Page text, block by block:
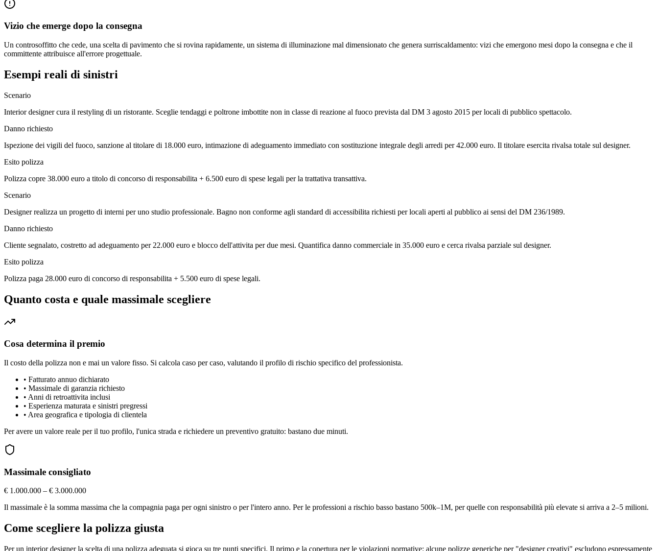
Vizio che emerge dopo la consegna
Un controsoffitto che cede, una scelta di pavimento che si rovina rapidamente, un sistema di illuminazione mal dimensionato che genera surriscaldamento: vizi che emergono mesi dopo la consegna e che il
committente attribuisce all'errore progettuale.
Esempi reali di sinistri
Scenario
Interior designer cura il restyling di un ristorante. Sceglie tendaggi e poltrone imbottite non in classe di reazione al fuoco prevista dal DM 3 agosto 2015 per locali di pubblico spettacolo.
Danno richiesto
Ispezione dei vigili del fuoco, sanzione al titolare di 18.000 euro, intimazione di adeguamento immediato con sostituzione integrale degli arredi per 42.000 euro. Il titolare esercita rivalsa totale sul designer.
Esito polizza
Polizza copre 38.000 euro a titolo di concorso di responsabilita + 6.500 euro di spese legali per la trattativa transattiva.
Scenario
Designer realizza un progetto di interni per uno studio professionale. Bagno non conforme agli standard di accessibilita richiesti per locali aperti al pubblico ai sensi del DM 236/1989.
Danno richiesto
Cliente segnalato, costretto ad adeguamento per 22.000 euro e blocco dell'attivita per due mesi. Quantifica danno commerciale in 35.000 euro e cerca rivalsa parziale sul designer.
Esito polizza
Polizza paga 28.000 euro di concorso di responsabilita + 5.500 euro di spese legali.
Quanto costa e quale massimale scegliere
Cosa determina il premio
Il costo della polizza non e mai un valore fisso. Si calcola caso per caso, valutando il profilo di rischio specifico del professionista.
• Fatturato annuo dichiarato
• Massimale di garanzia richiesto
• Anni di retroattivita inclusi
• Esperienza maturata e sinistri pregressi
• Area geografica e tipologia di clientela
Per avere un valore reale per il tuo profilo, l'unica strada e richiedere un preventivo gratuito: bastano due minuti.
Massimale consigliato
€ 1.000.000 – € 3.000.000
Il massimale è la somma massima che la compagnia paga per ogni sinistro o per l'intero anno. Per le professioni a rischio basso bastano 500k–1M, per quelle con responsabilità più elevate si arriva a 2–5 milioni.
Come scegliere la polizza giusta
Per un interior designer la scelta di una polizza adeguata si gioca su tre punti specifici. Il primo e la copertura per le violazioni normative: alcune polizze generiche per "designer creativi" escludono espressamente